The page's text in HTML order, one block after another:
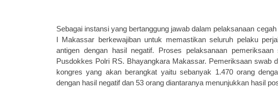
Sebagai instansi yang bertanggung jawab dalam pelaksanaan
I Makassar berkewajiban untuk memastikan seluruh pelaku
antigen dengan hasil negatif. Proses pelaksanaan pemeriksaan
Pusdokkes Polri RS. Bhayangkara Makassar. Pemeriksaan swab
kongres yang akan berangkat yaitusebanyak 1.470 orang
dengan hasil negatif dan 53 orang diantaranya menunjukkan hasil